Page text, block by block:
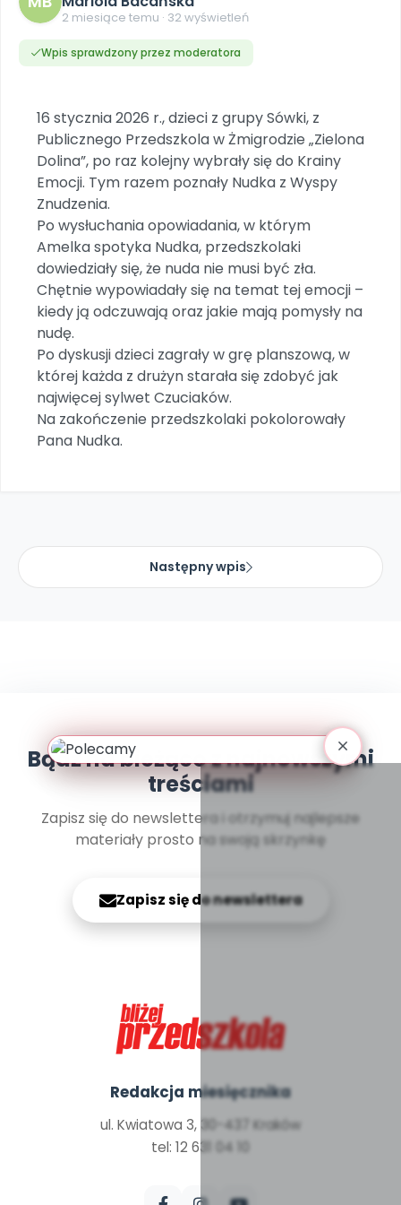
Scenariusze i artykuły
Materiały z miesięcznika
Plany tygodniowe
Praca wychowawcza
Bliżejprzedszkolne zestawy
POLECAMY
Wybierz prezent
Przy zamówieniu prenumeraty
Zaplanuj rok przedszkolny
Materiały na nowy rok
Archiwalne numery
Miesięczniki
Aktualne oraz archiwalne numery
Wszystko dla przedszkoli
Zamówienia hurtowe
NA SKRÓTY
Letnia wyprzedaż
Promocje w sklepie
Nowości
Zapowiedzi
Polecamy
Promocje
Szkolenia w Twojej placówce
Konferencje
Spotkania na dużą skalę
Kompleksowe programy szkoleniowe
POLECAMY
Akademia Muzyki i Ruchu
E-wydania miesięcznika
Ebooki
Strona WWW dla przedszkola
Gotowa w mniej niż 10 min • 14 dni bez opłat
Pakiet bliżej MAX
Dookoła Polski
Poznajemy regiony
Literkowo
Nauka liter i głosek
Sprintem do maratonu
Ruch i motywacja
Bliżej Pieska
Pomoc zwierzętom
Książka (dla) Przedszkolaka
Promowanie czytelnictwa
Wygrywaj nagrody
Facebook
Instagram
Zobacz nas na Instagramie
TikTok
Zobacz nas na TikToku
YouTube
Filmy edukacyjne
2 miesiące temu · 32 wyświetleń
Wpis sprawdzony przez moderatora
16 stycznia 2026 r., dzieci z grupy Sówki, z
Publicznego Przedszkola w Żmigrodzie „Zielona
Dolina”, po raz kolejny wybrały się do Krainy
Emocji. Tym razem poznały Nudka z Wyspy
Znudzenia.
Po wysłuchania opowiadania, w którym
Amelka spotyka Nudka, przedszkolaki
dowiedziały się, że nuda nie musi być zła.
Chętnie wypowiadały się na temat tej emocji –
kiedy ją odczuwają oraz jakie mają pomysły na
nudę.
Po dyskusji dzieci zagrały w grę planszową, w
której każda z drużyn starała się zdobyć jak
najwięcej sylwet Czuciaków.
Na zakończenie przedszkolaki pokolorowały
Pana Nudka.
Następny wpis
Bądź na bieżąco z najnowszymi
treściami
Zapisz się do newslettera i otrzymuj najlepsze
materiały prosto na swoją skrzynkę
Zapisz się do newslettera
Redakcja miesięcznika
ul. Kwiatowa 3, 30-437 Kraków
tel: 12 631 04 10